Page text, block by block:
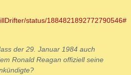
status/1884821892772790546#
der 29. Januar 1984 auch
Ronald Reagan offiziell seine